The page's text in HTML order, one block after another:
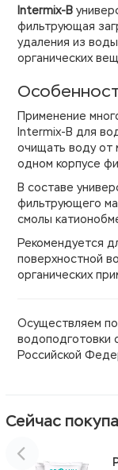
Intermix-B
фильтрующая
удаления из
органических
Применение
Intermix-B для
очищать воду от
одном корпусе
В составе
фильтрующего
смолы
Рекомендуется
поверхностной
органических
Осуществляем
водоподготовки
Российской
Сейчас